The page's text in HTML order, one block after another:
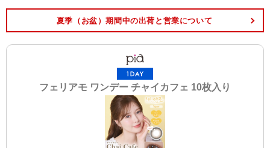
夏季（お盆）期間中の出荷と営業について
フェリアモ ワンデー チャイカフェ 10枚入り